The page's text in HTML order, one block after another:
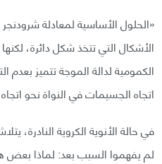
«الحلول الأساسية لمعادلة
الأشكال التي تتخذ شكل دائرة،
الكمومية لدالة الموجة تتميز بعدم
اتجاه الجسيمات في النواة نحو
في حالة الأنوية الكروية النادرة،
لم يفهموا السبب بعد: لماذا بعض